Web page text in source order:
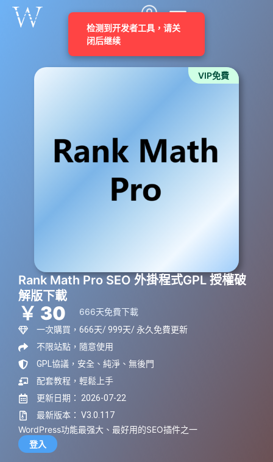
VIP免費
Rank Math Pro SEO 外掛程式GPL 授權破
解版下載
￥ 30 666天免費下載
一次購買，666天/ 999天/ 永久免費更新
不限站點，隨意使用
GPL協議，安全、純淨、無後門
配套教程，輕鬆上手
更新日期： 2026-07-22
最新版本： V3.0.117
WordPress功能最强大、最好用的SEO插件之一
登入